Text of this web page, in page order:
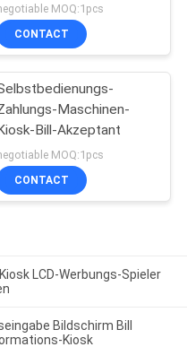
MOQ:1pcs
CONTACT
Maschinen-
Bill-Akzeptant
MOQ:1pcs
CONTACT
LCD-Werbungs-Spieler
Bildschirm Bill
Kiosk